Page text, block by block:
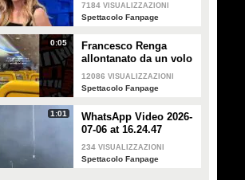
7184 VISUALIZZAZIONI
Spettacolo Fanpage
0:05
Francesco Renga
allontanato da un volo
Ryanair dopo una
discussione con gli
12086 VISUALIZZAZIONI
Spettacolo Fanpage
1:01
WhatsApp Video 2026-
07-06 at 16.24.47
234 VISUALIZZAZIONI
Spettacolo Fanpage